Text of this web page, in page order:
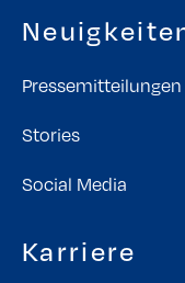
Pressemitteilungen
Stories
Social Media
Karriere